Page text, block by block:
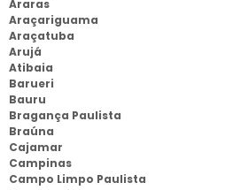
Araras
Araçariguama
Araçatuba
Arujá
Atibaia
Barueri
Bauru
Bragança Paulista
Braúna
Cajamar
Campinas
Campo Limpo Paulista